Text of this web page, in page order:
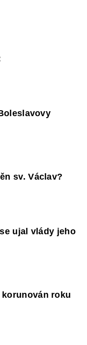
sv. Václav?
ujal vlády jeho
roku